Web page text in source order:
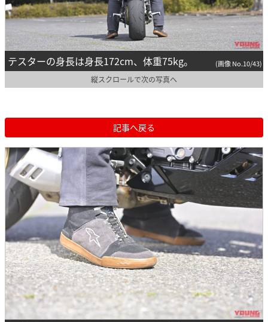
テスターの身長は身長172cm、体重75kg。 (画像 No.10/43)
縦スクロールで次の写真へ
記事へ戻る